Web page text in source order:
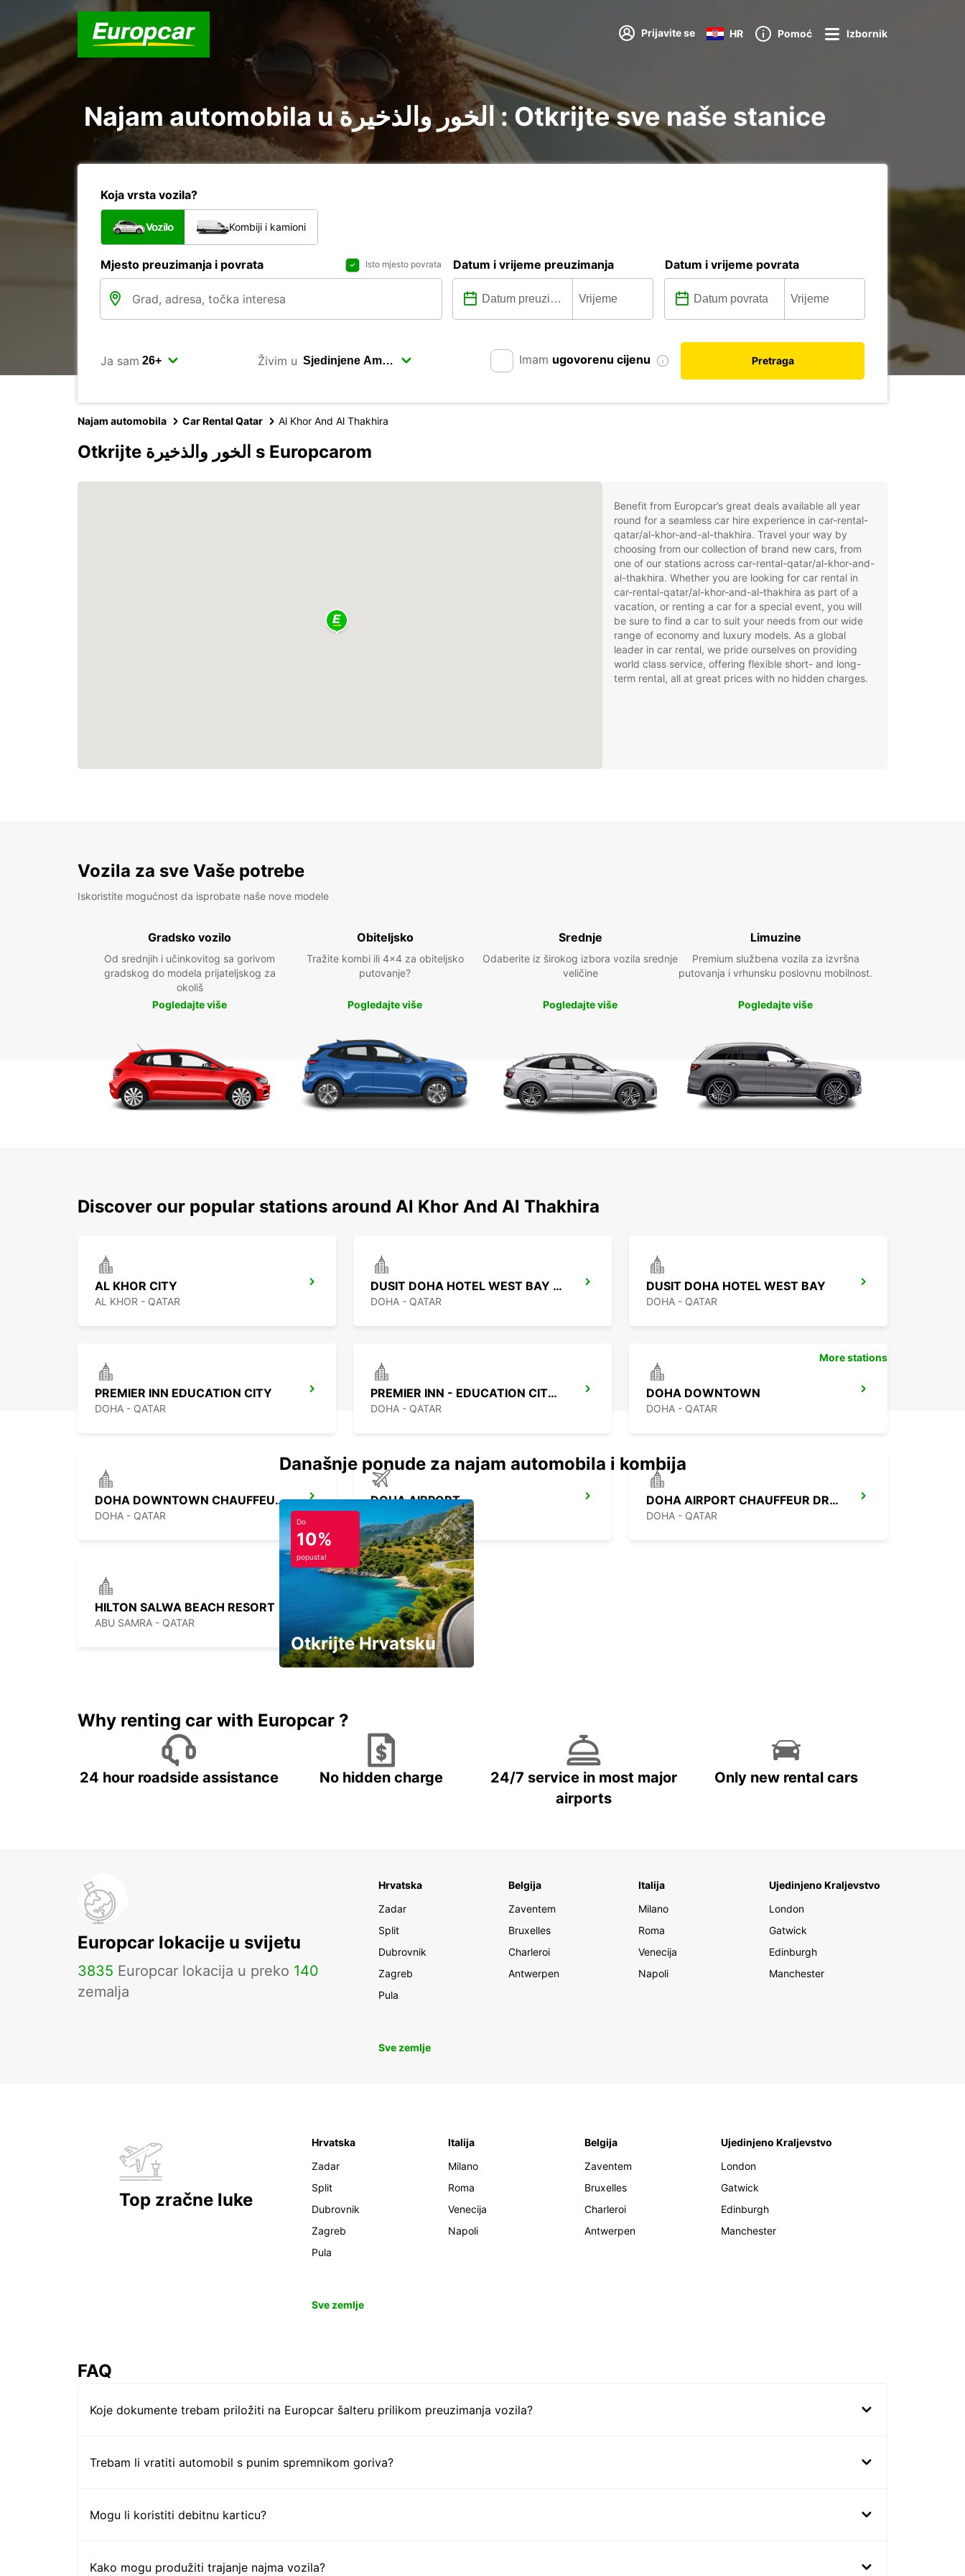
Prijavite se HR Pomoć Izbornik
Najam automobila u الخور والذخيرة : Otkrijte sve naše stanice
Koja vrsta vozila?
Vozilo Kombiji i kamioni
Mjesto preuzimanja i povrata Isto mjesto povrata Datum i vrijeme preuzimanja Datum i vrijeme povrata
Ja sam Živim u Imam ugovorenu cijenu Pretraga
Najam automobila Car Rental Qatar Al Khor And Al Thakhira
Otkrijte الخور والذخيرة s Europcarom
Benefit from Europcar’s great deals available all year
round for a seamless car hire experience in car-rental-
qatar/al-khor-and-al-thakhira. Travel your way by
choosing from our collection of brand new cars, from
one of our stations across car-rental-qatar/al-khor-and-
al-thakhira. Whether you are looking for car rental in
car-rental-qatar/al-khor-and-al-thakhira as part of a
vacation, or renting a car for a special event, you will
be sure to find a car to suit your needs from our wide
range of economy and luxury models. As a global
leader in car rental, we pride ourselves on providing
world class service, offering flexible short- and long-
term rental, all at great prices with no hidden charges.
Vozila za sve Vaše potrebe
Iskoristite mogućnost da isprobate naše nove modele
Gradsko vozilo
Od srednjih i učinkovitog sa gorivom
gradskog do modela prijateljskog za
okoliš
Pogledajte više
Obiteljsko
Tražite kombi ili 4x4 za obiteljsko
putovanje?
Pogledajte više
Srednje
Odaberite iz širokog izbora vozila srednje
veličine
Pogledajte više
Limuzine
Premium službena vozila za izvršna
putovanja i vrhunsku poslovnu mobilnost.
Pogledajte više
Discover our popular stations around Al Khor And Al Thakhira
AL KHOR CITY
AL KHOR - QATAR
DUSIT DOHA HOTEL WEST BAY CHAUF DRV
DOHA - QATAR
DUSIT DOHA HOTEL WEST BAY
DOHA - QATAR
PREMIER INN EDUCATION CITY
DOHA - QATAR
PREMIER INN - EDUCATION CITY CHF DRIV
DOHA - QATAR
DOHA DOWNTOWN
DOHA - QATAR
DOHA DOWNTOWN CHAUFFEUR DRIVE
DOHA - QATAR
DOHA AIRPORT
DOHA - QATAR
DOHA AIRPORT CHAUFFEUR DRIVE
DOHA - QATAR
HILTON SALWA BEACH RESORT
ABU SAMRA - QATAR
More stations
Današnje ponude za najam automobila i kombija
Do
10%
popusta!
Otkrijte Hrvatsku
Why renting car with Europcar ?
24 hour roadside assistance No hidden charge
24/7 service in most major
airports
Only new rental cars
Europcar lokacije u svijetu
3835 Europcar lokacija u preko 140
zemalja
Hrvatska
Zadar
Split
Dubrovnik
Zagreb
Pula
Belgija
Zaventem
Bruxelles
Charleroi
Antwerpen
Italija
Milano
Roma
Venecija
Napoli
Ujedinjeno Kraljevstvo
London
Gatwick
Edinburgh
Manchester
Sve zemlje
Top zračne luke
Hrvatska
Zadar
Split
Dubrovnik
Zagreb
Pula
Italija
Milano
Roma
Venecija
Napoli
Belgija
Zaventem
Bruxelles
Charleroi
Antwerpen
Ujedinjeno Kraljevstvo
London
Gatwick
Edinburgh
Manchester
Sve zemlje
FAQ
Koje dokumente trebam priložiti na Europcar šalteru prilikom preuzimanja vozila?
Trebam li vratiti automobil s punim spremnikom goriva?
Mogu li koristiti debitnu karticu?
Kako mogu produžiti trajanje najma vozila?